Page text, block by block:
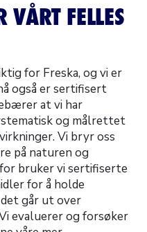
FELLES
for Freska, og vi er
også er sertifisert
at vi har
og målrettet
Vi bryr oss
på naturen og
bruker vi sertifiserte
for å holde
går ut over
evaluerer og forsøker